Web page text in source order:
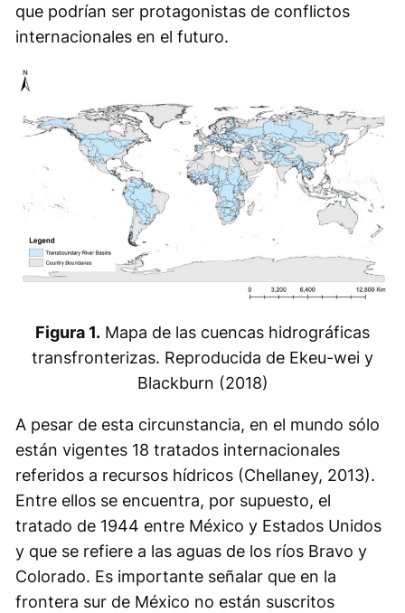
que podrían ser protagonistas de conflictos
internacionales en el futuro.
Figura 1. Mapa de las cuencas hidrográficas
transfronterizas. Reproducida de Ekeu-wei y
Blackburn (2018)
A pesar de esta circunstancia, en el mundo sólo
están vigentes 18 tratados internacionales
referidos a recursos hídricos (Chellaney, 2013).
Entre ellos se encuentra, por supuesto, el
tratado de 1944 entre México y Estados Unidos
y que se refiere a las aguas de los ríos Bravo y
Colorado. Es importante señalar que en la
frontera sur de México no están suscritos